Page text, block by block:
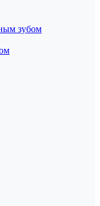
зубом